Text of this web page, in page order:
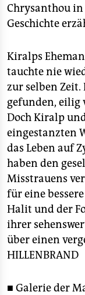
Chrysanthou
Geschichte
Kiralps
tauchte nie
zur selben Zeit.
gefunden, eilig
Doch Kiralp
eingestanzten
das Leben auf
haben den
Misstrauens
für eine
Halit und der
ihrer
über einen
HILLENBRAND
■ Galerie der